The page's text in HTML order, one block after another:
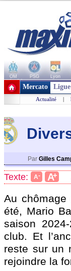
OM PSG Lyon
+ de clubs
Mercato
Actualité |
Par Gilles
Texte: A- A+
Au
été, Mario
saison
club. Et
reste sur un
rejoindre la